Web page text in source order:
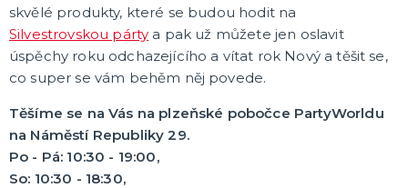
skvělé produkty, které se budou hodit na
Silvestrovskou párty a pak už můžete jen oslavit
úspěchy roku odchazejícího a vítat rok Nový a těšit se,
co super se vám behěm něj povede.
Těšíme se na Vás na plzeňské pobočce PartyWorldu
na Náměstí Republiky 29.
Po - Pá: 10:30 - 19:00,
So: 10:30 - 18:30,